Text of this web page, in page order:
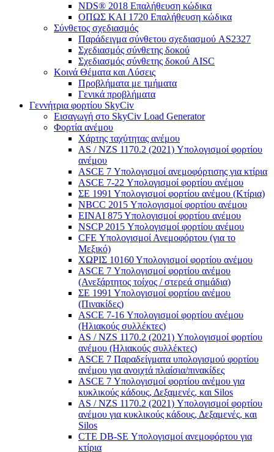
NDS® 2018 Επαλήθευση κώδικα
ΟΠΩΣ ΚΑΙ 1720 Επαλήθευση κώδικα
Σύνθετος σχεδιασμός
Παράδειγμα σύνθετου σχεδιασμού AS2327
Σχεδιασμός σύνθετης δοκού
Σχεδιασμός σύνθετης δοκού AISC
Κοινά Θέματα και Λύσεις
Προβλήματα με τμήματα
Γενικά προβλήματα
Γεννήτρια φορτίου SkyCiv
Εισαγωγή στο SkyCiv Load Generator
Φορτία ανέμου
Χάρτης ταχύτητας ανέμου
AS / NZS 1170.2 (2021) Υπολογισμοί φορτίου
ανέμου
ASCE 7 Υπολογισμοί ανεμοφόρτισης για κτίρια
ASCE 7-22 Υπολογισμοί φορτίου ανέμου
ΣΕ 1991 Υπολογισμοί φορτίου ανέμου (Κτίρια)
NBCC 2015 Υπολογισμοί φορτίου ανέμου
ΕΙΝΑΙ 875 Υπολογισμοί φορτίου ανέμου
NSCP 2015 Υπολογισμοί φορτίου ανέμου
CFE Υπολογισμοί Ανεμοφόρτου (για το
Μεξικό)
ΧΩΡΙΣ 10160 Υπολογισμοί φορτίου ανέμου
ASCE 7 Υπολογισμοί φορτίου ανέμου
(Ανεξάρτητος τοίχος / στερεά σημάδια)
ΣΕ 1991 Υπολογισμοί φορτίου ανέμου
(Πινακίδες)
ASCE 7-16 Υπολογισμοί φορτίου ανέμου
(Ηλιακούς συλλέκτες)
AS / NZS 1170.2 (2021) Υπολογισμοί φορτίου
ανέμου (Ηλιακούς συλλέκτες)
ASCE 7 Παραδείγματα υπολογισμού φορτίου
ανέμου για ανοιχτά πλαίσια/πινακίδες
ASCE 7 Υπολογισμοί φορτίου ανέμου για
κυκλικούς κάδους, Δεξαμενές, και Silos
AS / NZS 1170.2 (2021) Υπολογισμοί φορτίου
ανέμου για κυκλικούς κάδους, Δεξαμενές, και
Silos
CTE DB-SE Υπολογισμοί ανεμοφόρτου για
κτίρια